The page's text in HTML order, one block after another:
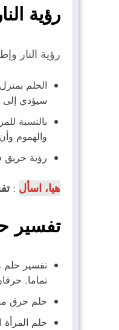
رؤية
رؤية النار
الحلم
سيؤدي إلى
بالنسبة
والهموم
رؤية حريق
هيا، اسأل :
تفسير
تفسير حلم
تماما.
حلم حرق
حلم